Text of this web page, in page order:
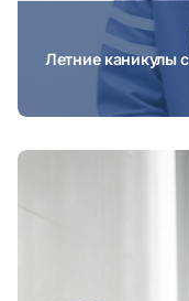
Летние каникулы